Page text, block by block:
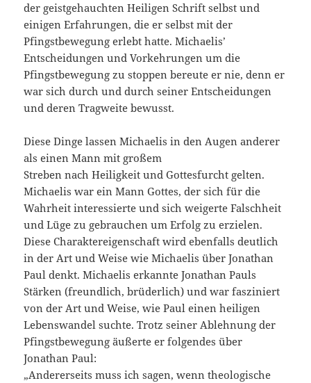
der geistgehauchten Heiligen Schrift selbst und
einigen Erfahrungen, die er selbst mit der
Pfingstbewegung erlebt hatte. Michaelis’
Entscheidungen und Vorkehrungen um die
Pfingstbewegung zu stoppen bereute er nie, denn er
war sich durch und durch seiner Entscheidungen
und deren Tragweite bewusst.
Diese Dinge lassen Michaelis in den Augen anderer
als einen Mann mit großem
Streben nach Heiligkeit und Gottesfurcht gelten.
Michaelis war ein Mann Gottes, der sich für die
Wahrheit interessierte und sich weigerte Falschheit
und Lüge zu gebrauchen um Erfolg zu erzielen.
Diese Charaktereigenschaft wird ebenfalls deutlich
in der Art und Weise wie Michaelis über Jonathan
Paul denkt. Michaelis erkannte Jonathan Pauls
Stärken (freundlich, brüderlich) und war fasziniert
von der Art und Weise, wie Paul einen heiligen
Lebenswandel suchte. Trotz seiner Ablehnung der
Pfingstbewegung äußerte er folgendes über
Jonathan Paul:
„Andererseits muss ich sagen, wenn theologische